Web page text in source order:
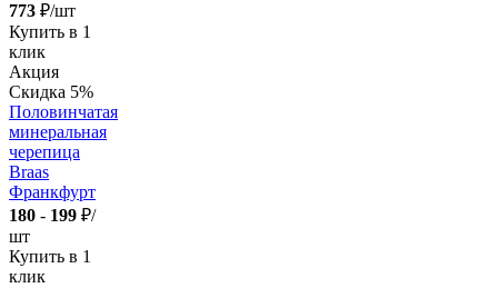
773 ₽/шт
Купить в 1
клик
Акция
Скидка 5%
Половинчатая
минеральная
черепица
Braas
Франкфурт
180 - 199 ₽/
шт
Купить в 1
клик